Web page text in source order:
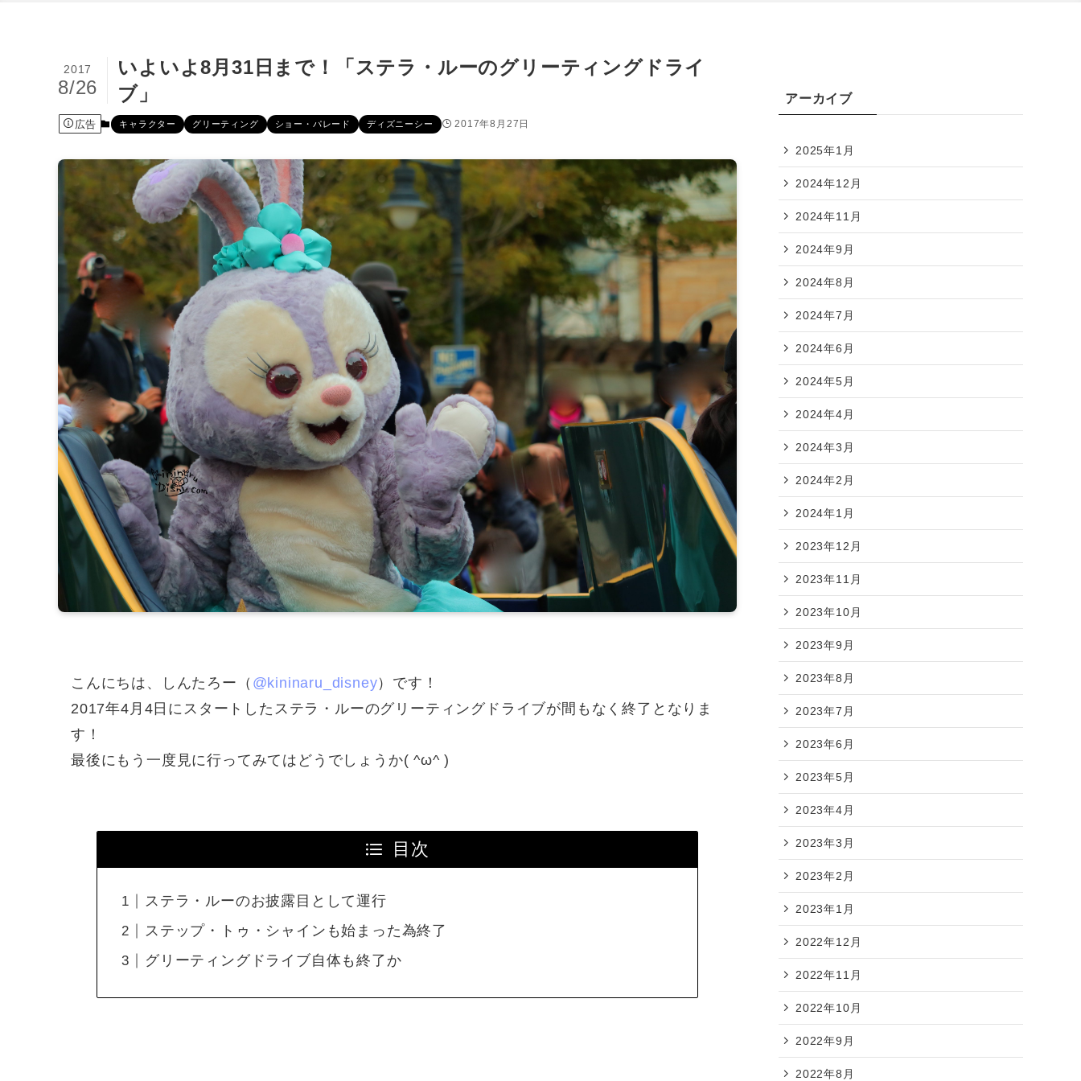
いよいよ8月31日まで！「ステラ・ルーのグリーティングドライ
ブ」
2017
8/26
広告 キャラクター グリーティング ショー・パレード ディズニーシー 2017年8月27日
こんにちは、しんたろー（ @kininaru_disney）です！
2017年4月4日にスタートしたステラ・ルーのグリーティングドライブが間もなく終了となりま
す！
最後にもう一度見に行ってみてはどうでしょうか( ^ω^ )
目次
ステラ・ルーのお披露目として運行
ステップ・トゥ・シャインも始まった為終了
グリーティングドライブ自体も終了か
アーカイブ
2025年1月
2024年12月
2024年11月
2024年9月
2024年8月
2024年7月
2024年6月
2024年5月
2024年4月
2024年3月
2024年2月
2024年1月
2023年12月
2023年11月
2023年10月
2023年9月
2023年8月
2023年7月
2023年6月
2023年5月
2023年4月
2023年3月
2023年2月
2023年1月
2022年12月
2022年11月
2022年10月
2022年9月
2022年8月